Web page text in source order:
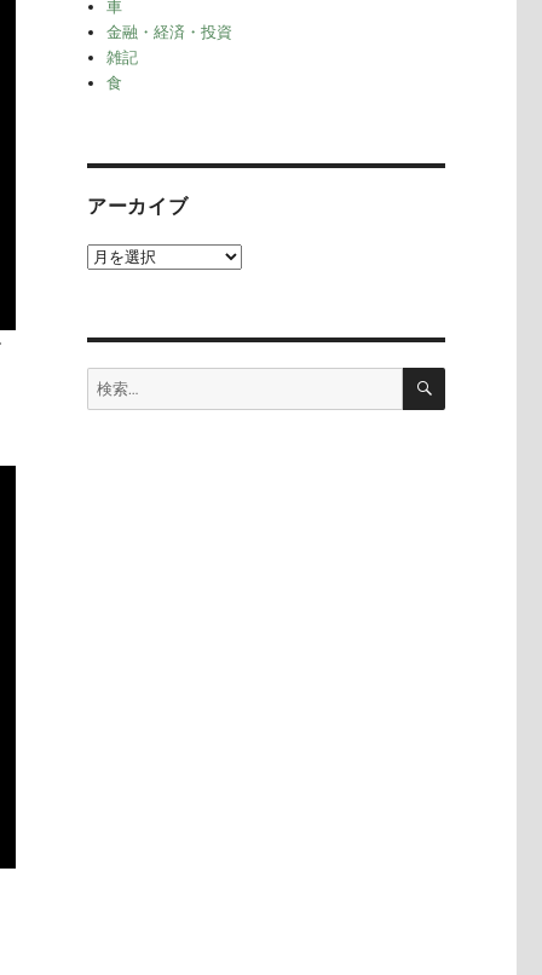
車
金融・経済・投資
雑記
食
アーカイブ
ア
検
索:
検